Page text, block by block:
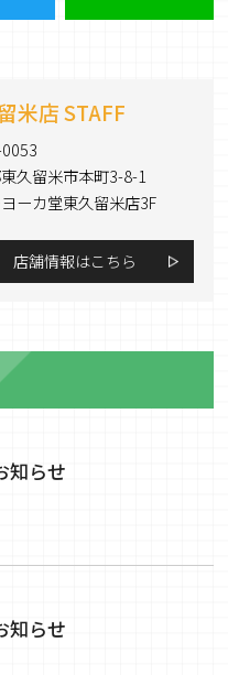
米店 STAFF
久留米市本町3-8-1
ーカ堂東久留米店3F
店舗情報はこちら
知らせ
知らせ